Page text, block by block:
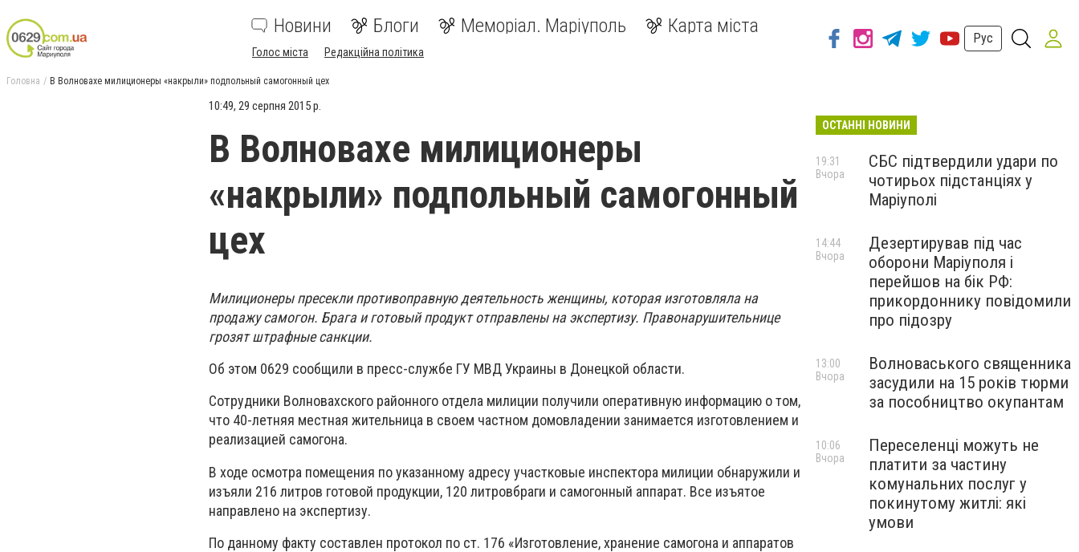
Новини Блоги Меморіал. Маріуполь Карта міста
Голос міста Редакційна політика
Рус
Головна В Волновахе милиционеры «накрыли» подпольный самогонный цех
10:49, 29 серпня 2015 р.
В Волновахе милиционеры
«накрыли» подпольный самогонный
цех
Милиционеры пресекли противоправную деятельность женщины, которая изготовляла на
продажу самогон. Брага и готовый продукт отправлены на экспертизу. Правонарушительнице
грозят штрафные санкции.
Об этом 0629 сообщили в пресс-службе ГУ МВД Украины в Донецкой области.
Сотрудники Волновахского районного отдела милиции получили оперативную информацию о том,
что 40-летняя местная жительница в своем частном домовладении занимается изготовлением и
реализацией самогона.
В ходе осмотра помещения по указанному адресу участковые инспектора милиции обнаружили и
изъяли 216 литров готовой продукции, 120 литровбраги и самогонный аппарат. Все изъятое
направлено на экспертизу.
По данному факту составлен протокол по ст. 176 «Изготовление, хранение самогона и аппаратов
ОСТАННІ НОВИНИ
СБС підтвердили удари по
чотирьох підстанціях у
Маріуполі
19:31
Вчора
Дезертирував під час
оборони Маріуполя і
перейшов на бік РФ:
прикордоннику повідомили
про підозру
14:44
Вчора
Волноваського священника
засудили на 15 років тюрми
за пособництво окупантам
13:00
Вчора
Переселенці можуть не
платити за частину
комунальних послуг у
покинутому житлі: які
умови
10:06
Вчора